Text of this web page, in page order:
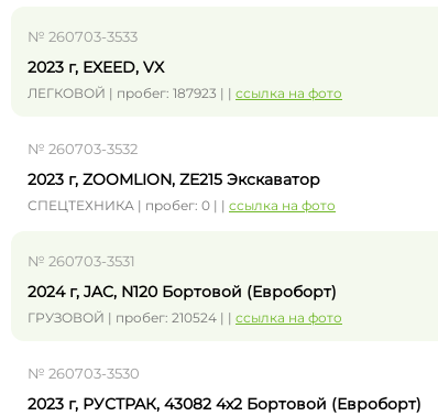
№ 260703-3533
2023 г, EXEED, VX
ЛЕГКОВОЙ | пробег: 187923 | | ссылка на фото
№ 260703-3532
2023 г, ZOOMLION, ZE215 Экскаватор
СПЕЦТЕХНИКА | пробег: 0 | | ссылка на фото
№ 260703-3531
2024 г, JAC, N120 Бортовой (Евроборт)
ГРУЗОВОЙ | пробег: 210524 | | ссылка на фото
№ 260703-3530
2023 г, РУСТРАК, 43082 4x2 Бортовой (Евроборт)